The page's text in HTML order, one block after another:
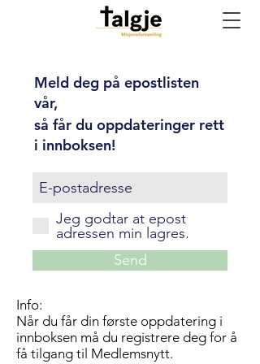
Info:
Når du får din første oppdatering i
innboksen må du registrere deg for å
få tilgang til Medlemsnytt.
Meld deg på epostlisten
vår,
så får du oppdateringer rett
i innboksen!
Jeg godtar at epost
adressen min lagres.
Send